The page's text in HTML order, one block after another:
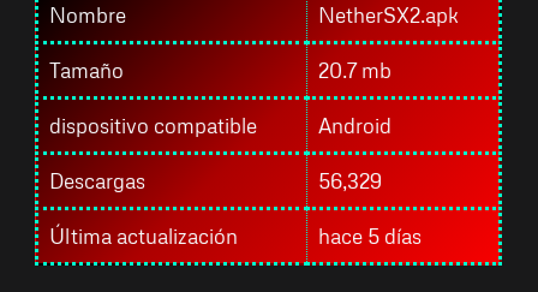
Nombre NetherSX2.apk
Tamaño 20.7 mb
dispositivo compatible Android
Descargas 56,329
Última actualización hace 5 días